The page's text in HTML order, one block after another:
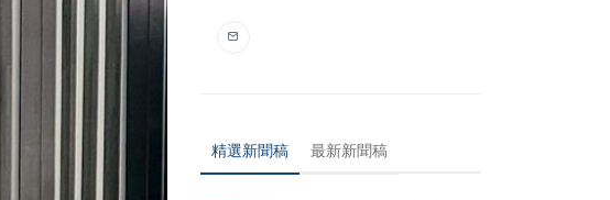
精選新聞稿 最新新聞稿